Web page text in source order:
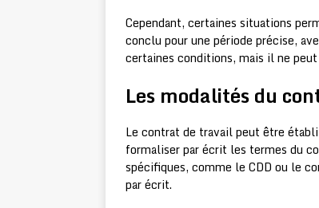
Cependant, certaines situations
conclu pour une période précise,
certaines conditions, mais il ne
Les modalités du
Le contrat de travail peut être
formaliser par écrit les termes du
spécifiques, comme le CDD ou le
par écrit.